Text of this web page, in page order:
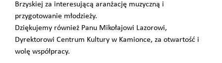
Brzyskiej za interesującą aranżację muzyczną i
przygotowanie młodzieży.
Dziękujemy również Panu Mikołajowi Lazorowi,
Dyrektorowi Centrum Kultury w Kamionce, za otwartość i
wolę współpracy.